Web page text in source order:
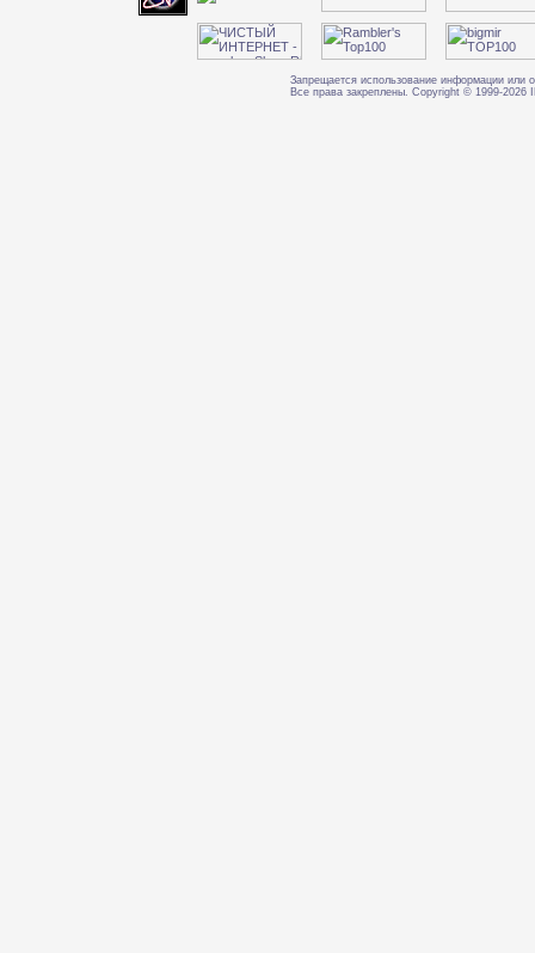
Запрещается использование информации или
Все права закреплены. Copyright © 1999-